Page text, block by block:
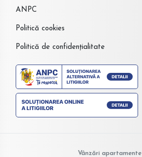
ANPC
Politică cookies
Politică de confidențialitate
Vânzări apartamente